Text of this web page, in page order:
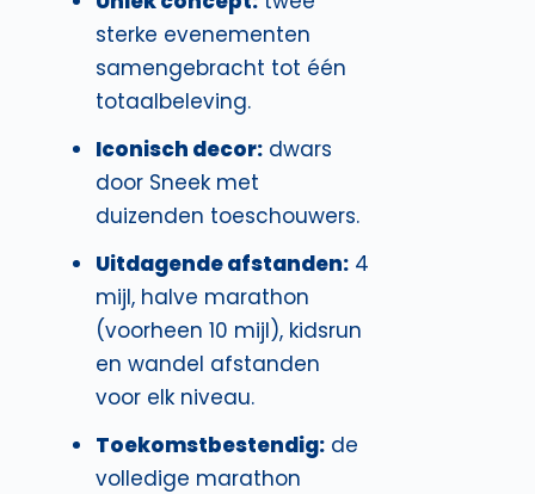
sterke evenementen
samengebracht tot één
totaalbeleving.
Iconisch decor: dwars
door Sneek met
duizenden toeschouwers.
Uitdagende afstanden: 4
mijl, halve marathon
(voorheen 10 mijl), kidsrun
en wandel afstanden
voor elk niveau.
Toekomstbestendig: de
volledige marathon